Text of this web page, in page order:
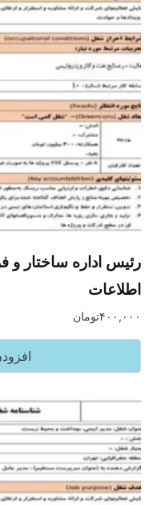
رئیس اداره ساختار و
اطلاعات
۴۰۰,۰۰۰تومان